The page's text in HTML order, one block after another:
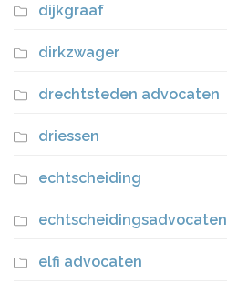
dijkgraaf
dirkzwager
drechtsteden advocaten
driessen
echtscheiding
echtscheidingsadvocaten
elfi advocaten